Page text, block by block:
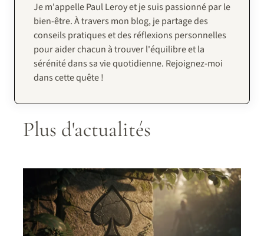
Je m'appelle Paul Leroy et je suis passionné par le
bien-être. À travers mon blog, je partage des
conseils pratiques et des réflexions personnelles
pour aider chacun à trouver l'équilibre et la
sérénité dans sa vie quotidienne. Rejoignez-moi
dans cette quête !
Plus d'actualités